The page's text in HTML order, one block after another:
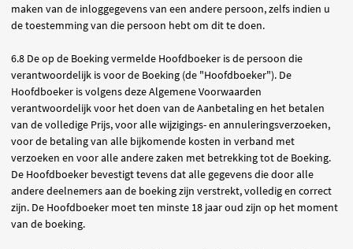
maken van de inloggegevens van een andere persoon, zelfs indien u
de toestemming van die persoon hebt om dit te doen.
6.8 De op de Boeking vermelde Hoofdboeker is de persoon die
verantwoordelijk is voor de Boeking (de "Hoofdboeker"). De
Hoofdboeker is volgens deze Algemene Voorwaarden
verantwoordelijk voor het doen van de Aanbetaling en het betalen
van de volledige Prijs, voor alle wijzigings- en annuleringsverzoeken,
voor de betaling van alle bijkomende kosten in verband met
verzoeken en voor alle andere zaken met betrekking tot de Boeking.
De Hoofdboeker bevestigt tevens dat alle gegevens die door alle
andere deelnemers aan de boeking zijn verstrekt, volledig en correct
zijn. De Hoofdboeker moet ten minste 18 jaar oud zijn op het moment
van de boeking.